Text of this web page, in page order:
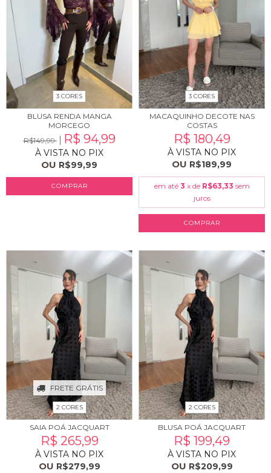
3 CORES
BLUSA RENDA MANGA
MORCEGO
R$149,99
R$ 94,99
À VISTA NO PIX
OU R$99,99
COMPRAR
3 CORES
MACAQUINHO DECOTE NAS
COSTAS
R$ 180,49
À VISTA NO PIX
OU R$189,99
em até 3 x de R$63,33 sem
juros
COMPRAR
FRETE GRÁTIS
2 CORES
SAIA POÁ JACQUART
R$ 265,99
À VISTA NO PIX
OU R$279,99
2 CORES
BLUSA POÁ JACQUART
R$ 199,49
À VISTA NO PIX
OU R$209,99